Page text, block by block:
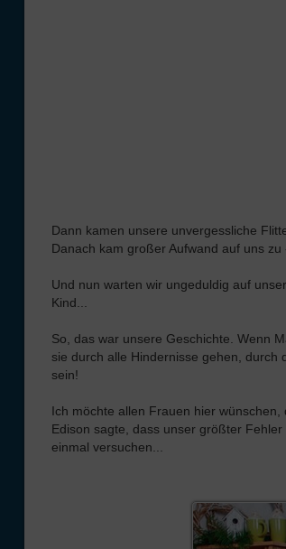
Dann kamen unsere unvergessliche
Danach kam großer Aufwand auf uns
Und nun warten wir ungeduldig auf
Kind...
So, das war unsere Geschichte. Wenn
sie durch alle Hindernisse gehen,
sein!
Ich möchte allen Frauen hier
Edison sagte, dass unser größter
einmal versuchen...